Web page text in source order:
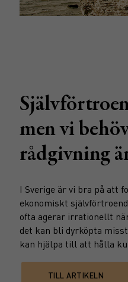
men vi
rådgivning
I Sverige är vi bra på att
ekonomiskt
ofta agerar irrationellt
det kan bli dyrköpta
kan hjälpa till att hålla
TILL ARTIKELN